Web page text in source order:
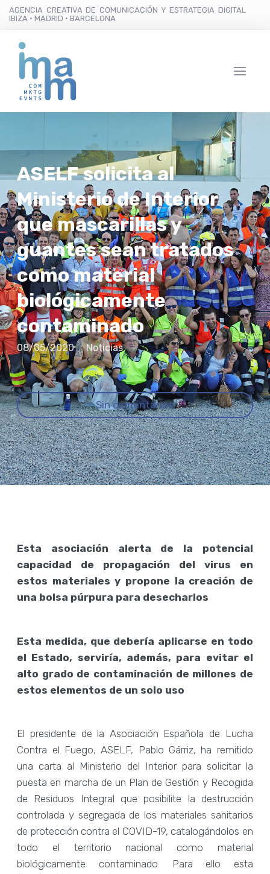
AGENCIA CREATIVA DE COMUNICACIÓN Y ESTRATEGIA DIGITAL
IBIZA · MADRID · BARCELONA
ASELF solicita al
Ministerio de Interior
que mascarillas y
guantes sean tratados
como material
biológicamente
contaminado
08/05/2020 Noticias
Sin comentarios
Esta asociación alerta de la potencial
capacidad de propagación del virus en
estos materiales y propone la creación de
una bolsa púrpura para desecharlos
Esta medida, que debería aplicarse en todo
el Estado, serviría, además, para evitar el
alto grado de contaminación de millones de
estos elementos de un solo uso
El presidente de la Asociación Española de Lucha
Contra el Fuego, ASELF, Pablo Gárriz, ha remitido
una carta al Ministerio del Interior para solicitar la
puesta en marcha de un Plan de Gestión y Recogida
de Residuos Integral que posibilite la destrucción
controlada y segregada de los materiales sanitarios
de protección contra el COVID-19, catalogándolos en
todo el territorio nacional como material
biológicamente contaminado. Para ello esta